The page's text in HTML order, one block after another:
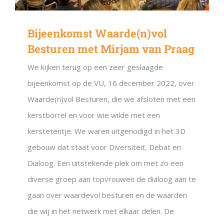
Bijeenkomst Waarde(n)vol
Besturen met Mirjam van Praag
We kijken terug op een zeer geslaagde
bijeenkomst op de VU, 16 december 2022, over
Waarde(n)vol Besturen, die we afsloten met een
kerstborrel en voor wie wilde met een
kerstetentje. We waren uitgenodigd in het 3D
gebouw dat staat voor Diversiteit, Debat en
Dialoog. Een uitstekende plek om met zo een
diverse groep aan topvrouwen de dialoog aan te
gaan over waardevol besturen en de waarden
die wij in het netwerk met elkaar delen. De